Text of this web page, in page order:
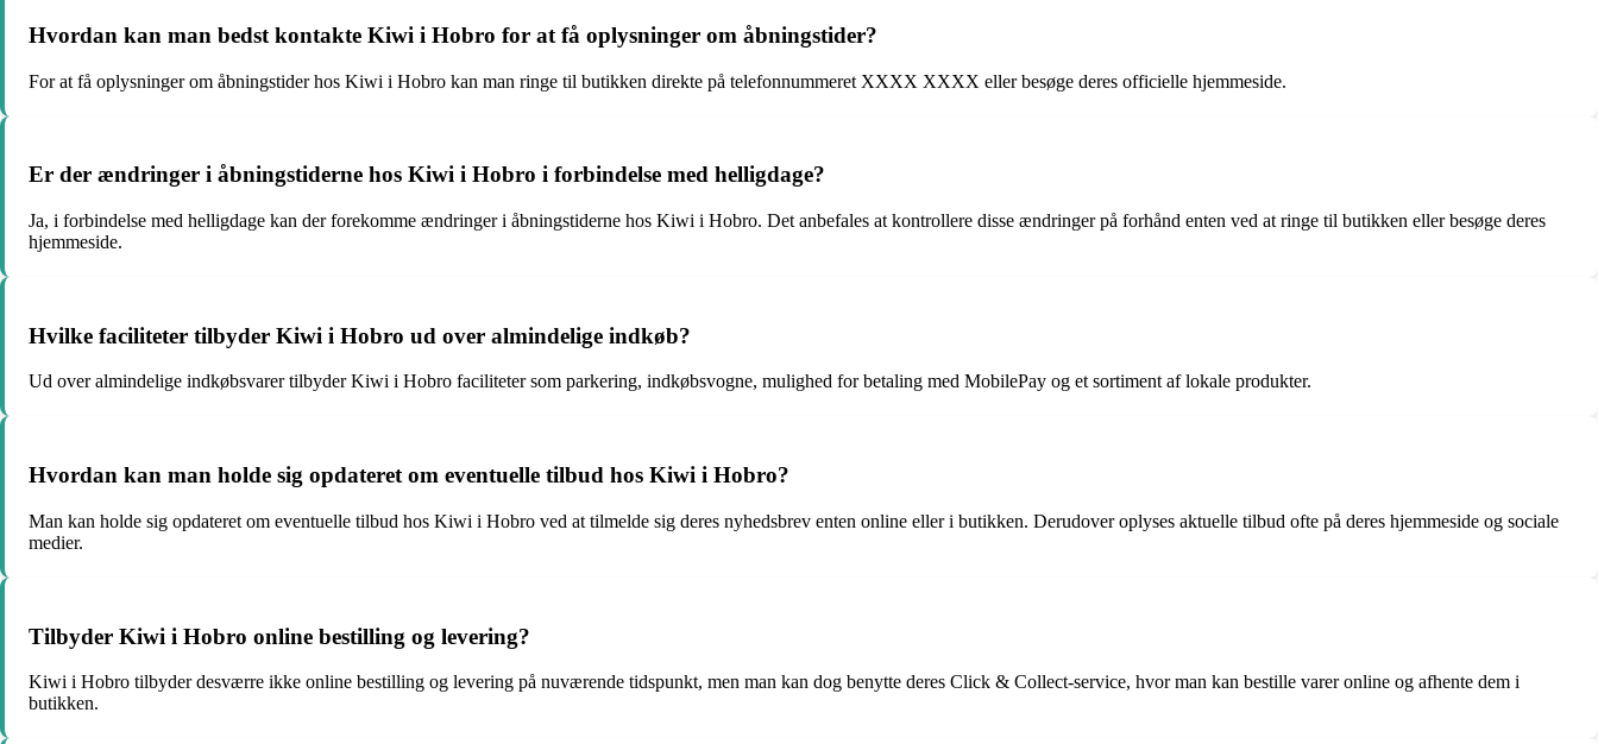
Hvordan kan man bedst kontakte Kiwi i Hobro for at få oplysninger om åbningstider?
For at få oplysninger om åbningstider hos Kiwi i Hobro kan man ringe til butikken direkte på telefonnummeret XXXX XXXX eller besøge deres officielle hjemmeside.
Er der ændringer i åbningstiderne hos Kiwi i Hobro i forbindelse med helligdage?
Ja, i forbindelse med helligdage kan der forekomme ændringer i åbningstiderne hos Kiwi i Hobro. Det anbefales at kontrollere disse ændringer på forhånd enten ved at ringe til butikken eller besøge deres
hjemmeside.
Hvilke faciliteter tilbyder Kiwi i Hobro ud over almindelige indkøb?
Ud over almindelige indkøbsvarer tilbyder Kiwi i Hobro faciliteter som parkering, indkøbsvogne, mulighed for betaling med MobilePay og et sortiment af lokale produkter.
Hvordan kan man holde sig opdateret om eventuelle tilbud hos Kiwi i Hobro?
Man kan holde sig opdateret om eventuelle tilbud hos Kiwi i Hobro ved at tilmelde sig deres nyhedsbrev enten online eller i butikken. Derudover oplyses aktuelle tilbud ofte på deres hjemmeside og sociale
medier.
Tilbyder Kiwi i Hobro online bestilling og levering?
Kiwi i Hobro tilbyder desværre ikke online bestilling og levering på nuværende tidspunkt, men man kan dog benytte deres Click & Collect-service, hvor man kan bestille varer online og afhente dem i
butikken.